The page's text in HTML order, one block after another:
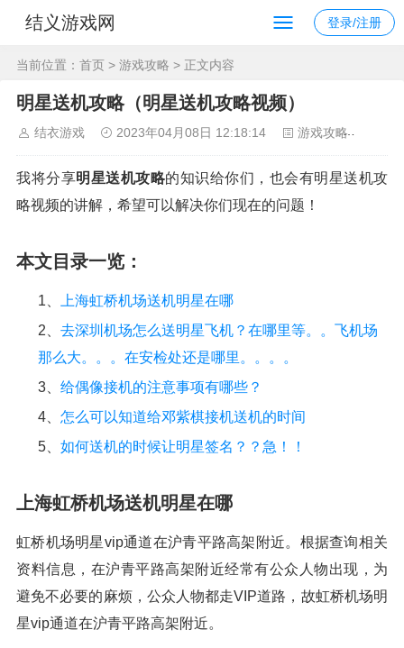
结义游戏网 登录/注册
当前位置： 首页 > 游戏攻略 > 正文内容
明星送机攻略（明星送机攻略视频）
结衣游戏 2023年04月08日 12:18:14 游戏攻略
我将分享明星送机攻略的知识给你们，也会有明星送机攻
略视频的讲解，希望可以解决你们现在的问题！
本文目录一览：
1、
上海虹桥机场送机明星在哪
2、 去深圳机场怎么送明星飞机？在哪里等。。飞机场
那么大。。。在安检处还是哪里。。。。
3、 给偶像接机的注意事项有哪些？
4、 怎么可以知道给邓紫棋接机送机的时间
5、 如何送机的时候让明星签名？？急！！
上海虹桥机场送机明星在哪
虹桥机场明星vip通道在沪青平路高架附近。根据查询相关
资料信息，在沪青平路高架附近经常有公众人物出现，为
避免不必要的麻烦，公众人物都走VIP道路，故虹桥机场明
星vip通道在沪青平路高架附近。